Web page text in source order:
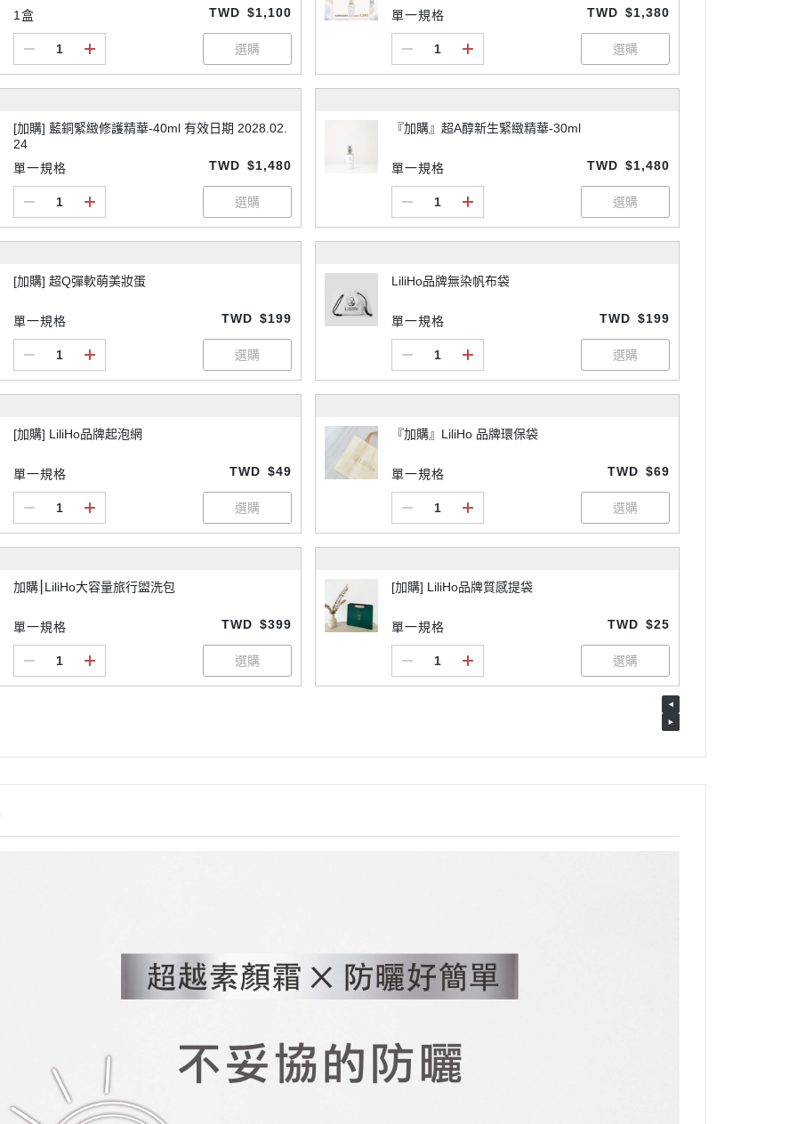
1盒
TWD $1,100 單一規格 TWD $1,380
[加購] 藍銅緊緻修護精華-40ml 有效日期 2028.02.
24
單一規格
TWD $1,480
『加購』超A醇新生緊緻精華-30ml
單一規格 TWD $1,480
[加購] 超Q彈軟萌美妝蛋
單一規格 TWD $199
LiliHo品牌無染帆布袋
單一規格 TWD $199
[加購] LiliHo品牌起泡網
單一規格 TWD $49
『加購』LiliHo 品牌環保袋
單一規格 TWD $69
加購⎮LiliHo大容量旅行盥洗包
單一規格 TWD $399
[加購] LiliHo品牌質感提袋
單一規格 TWD $25